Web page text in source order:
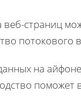
веб-страниц
на
поможет